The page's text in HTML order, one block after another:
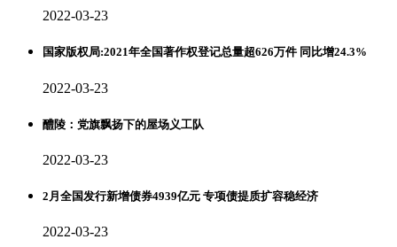
2022-03-23
国家版权局:2021年全国著作权登记总量超626万件 同比增24.3%
2022-03-23
醴陵：党旗飘扬下的屋场义工队
2022-03-23
2月全国发行新增债券4939亿元 专项债提质扩容稳经济
2022-03-23